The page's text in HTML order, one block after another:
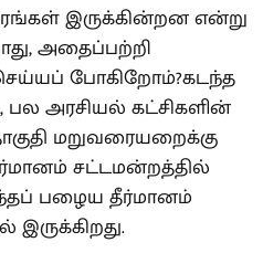
இருக்கின்றன என்று
அதைப்பற்றி
போகிறோம்?கடந்த
பல அரசியல் கட்சிகளின்
மறுவரையறைக்கு
சட்டமன்றத்தில்
பழைய தீர்மானம்